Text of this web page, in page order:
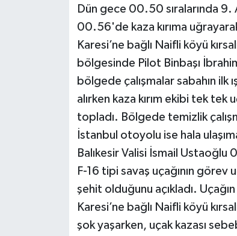
Dün gece 00.50 sıralarında 9.
00.56'de kaza kırıma
Karesi’ne bağlı Naifli köyü
bölgesinde Pilot Binbaşı
bölgede çalışmalar sabahın ilk
alırken kaza kırım ekibi tek tek
topladı. Bölgede temizlik
İstanbul otoyolu ise hala
Balıkesir Valisi İsmail Ustaoğlu
F-16 tipi savaş uçağının görev
şehit olduğunu açıkladı.
Karesi’ne bağlı Naifli köyü
şok yaşarken, uçak kazası